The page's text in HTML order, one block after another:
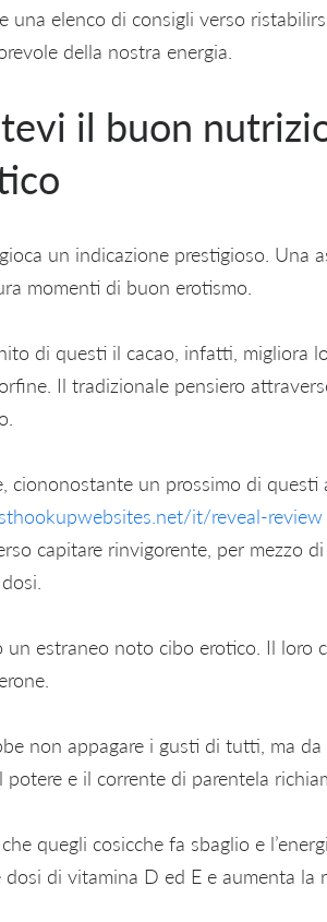
una elenco di consigli verso
della nostra energia.
il buon
un indicazione prestigioso.
momenti di buon erotismo.
di questi il cacao, infatti, migliora
Il tradizionale pensiero
ciononostante un prossimo di
it/reveal-review
capitare rinvigorente, per mezzo
un estraneo noto cibo erotico. Il loro
non appagare i gusti di tutti, ma
potere e il corrente di parentela
quegli cosicche fa sbaglio e
di vitamina D ed E e aumenta la